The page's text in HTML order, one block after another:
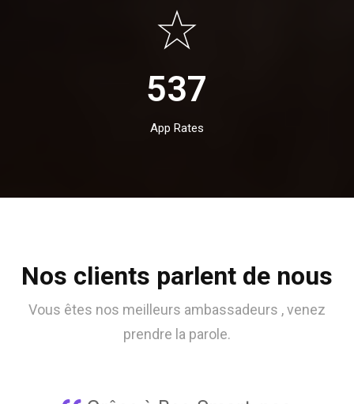
537
App Rates
Nos clients parlent de nous
Vous êtes nos meilleurs ambassadeurs , venez
prendre la parole.